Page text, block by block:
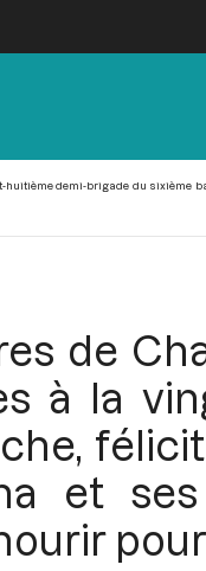
demi-brigade du sixième
de
à la
et